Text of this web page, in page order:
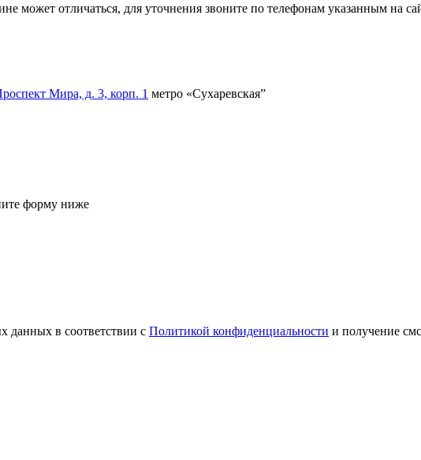
может отличаться, для уточнения звоните по телефонам указанным на
Мира, д. 3, корп. 1 метро «Сухаревская”
форму ниже
данных в соответствии с Политикой конфиденциальности и получение